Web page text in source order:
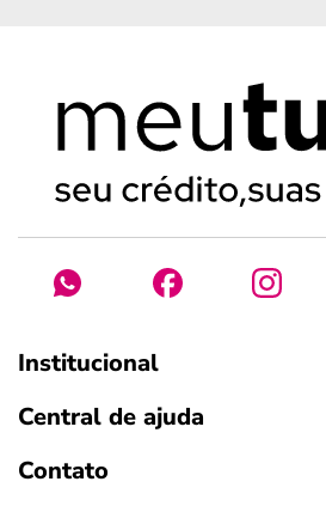
Institucional
Central de ajuda
Contato